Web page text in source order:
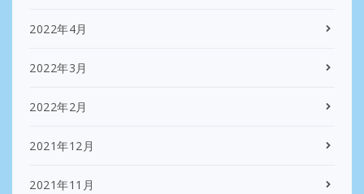
2022年4月
2022年3月
2022年2月
2021年12月
2021年11月